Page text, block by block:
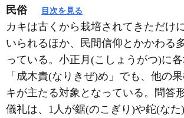
民俗 目次を見る
カキは古くから栽培されてきただけ
いられるほか、民間信仰とかかわる
っている。小正月(こしょうがつ)に
「成木責(なりきぜ)め」でも、他の
キが主たる対象となっている。問答
儀礼は、1人が鋸(のこぎり)や鉈(な